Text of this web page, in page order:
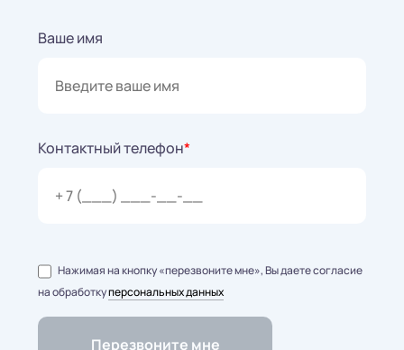
Ваше имя
Контактный телефон*
Нажимая на кнопку «перезвоните мне», Вы даете согласие
на обработкуперсональных данных